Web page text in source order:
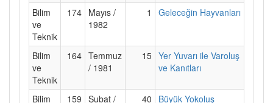
Bilim
ve
Teknik
174 Mayıs /
1982
1 Geleceğin Hayvanları
Bilim
ve
Teknik
164 Temmuz
/ 1981
15 Yer Yuvarı ile Varoluş
ve Kanıtları
Bilim
159 Şubat /
40 Büyük Yokoluş